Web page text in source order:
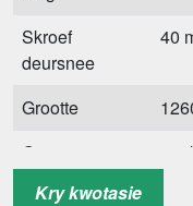
Skroef
deursnee
40
Grootte
Gewig
Kry kwotasie